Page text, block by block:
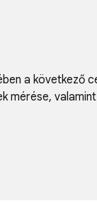
a következő
mérése,